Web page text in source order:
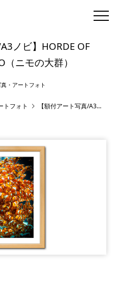
ノビ】HORDE OF
ニモの大群）
・アートフォト
トフォト 【額付アート写真/A3ノビ】HORDE OF ORANGE NIMO（ニモの大群）